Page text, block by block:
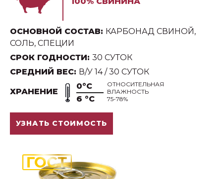
ОСНОВНОЙ СОСТАВ: КАРБОНАД СВИНОЙ,
СОЛЬ, СПЕЦИИ
СРОК ГОДНОСТИ: 30 СУТОК
СРЕДНИЙ ВЕС: В/У 14 / 30 СУТОК
ХРАНЕНИЕ
0°С
6 °С
ОТНОСИТЕЛЬНАЯ
ВЛАЖНОСТЬ
75-78%
УЗНАТЬ СТОИМОСТЬ